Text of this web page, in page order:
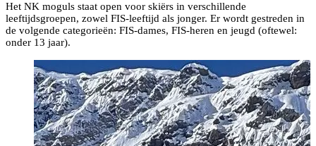
Het NK moguls staat open voor skiërs in verschillende
leeftijdsgroepen, zowel FIS-leeftijd als jonger. Er wordt gestreden in
de volgende categorieën: FIS‑dames, FIS‑heren en jeugd (oftewel:
onder 13 jaar).